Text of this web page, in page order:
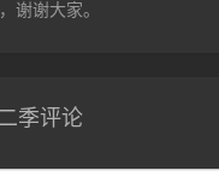
谢谢大家。
季评论